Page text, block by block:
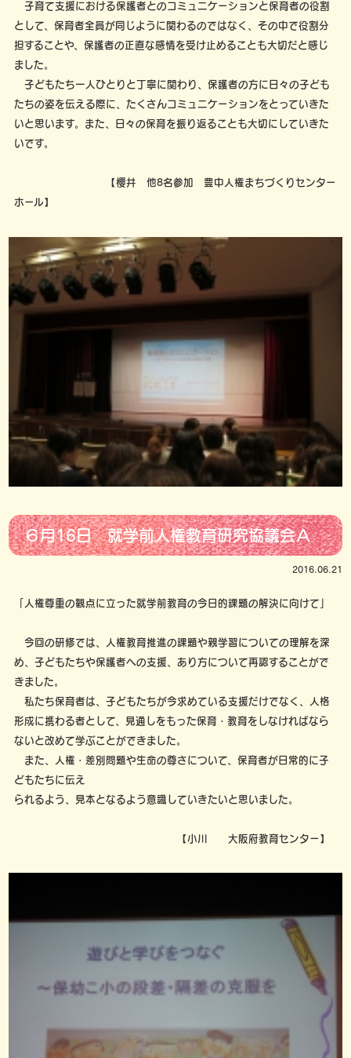
子育て支援における保護者とのコミュニケーションと保育者の役割
として、保育者全員が同じように関わるのではなく、その中で役割分
担することや、保護者の正直な感情を受け止めることも大切だと感じ
ました。
子どもたち一人ひとりと丁寧に関わり、保護者の方に日々の子ども
たちの姿を伝える際に、たくさんコミュニケーションをとっていきた
いと思います。また、日々の保育を振り返ることも大切にしていきた
いです。
【櫻井 他8名参加 豊中人権まちづくりセンター
ホール】
６月16日 就学前人権教育研究協議会Ａ
2016.06.21
「人権尊重の観点に立った就学前教育の今日的課題の解決に向けて」
今回の研修では、人権教育推進の課題や親学習についての理解を深
め、子どもたちや保護者への支援、あり方について再認することがで
きました。
私たち保育者は、子どもたちが今求めている支援だけでなく、人格
形成に携わる者として、見通しをもった保育・教育をしなければなら
ないと改めて学ぶことができました。
また、人権・差別問題や生命の尊さについて、保育者が日常的に子
どもたちに伝え
られるよう、見本となるよう意識していきたいと思いました。
【小川 大阪府教育センター】